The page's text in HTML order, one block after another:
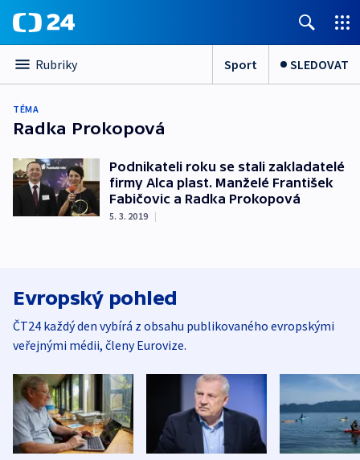
Rubriky Sport SLEDOVAT
TÉMA
Radka Prokopová
Podnikateli roku se stali zakladatelé
firmy Alca plast. Manželé František
Fabičovic a Radka Prokopová
5. 3. 2019 |
Evropský pohled
ČT24 každý den vybírá z obsahu publikovaného evropskými
veřejnými médii, členy Eurovize.